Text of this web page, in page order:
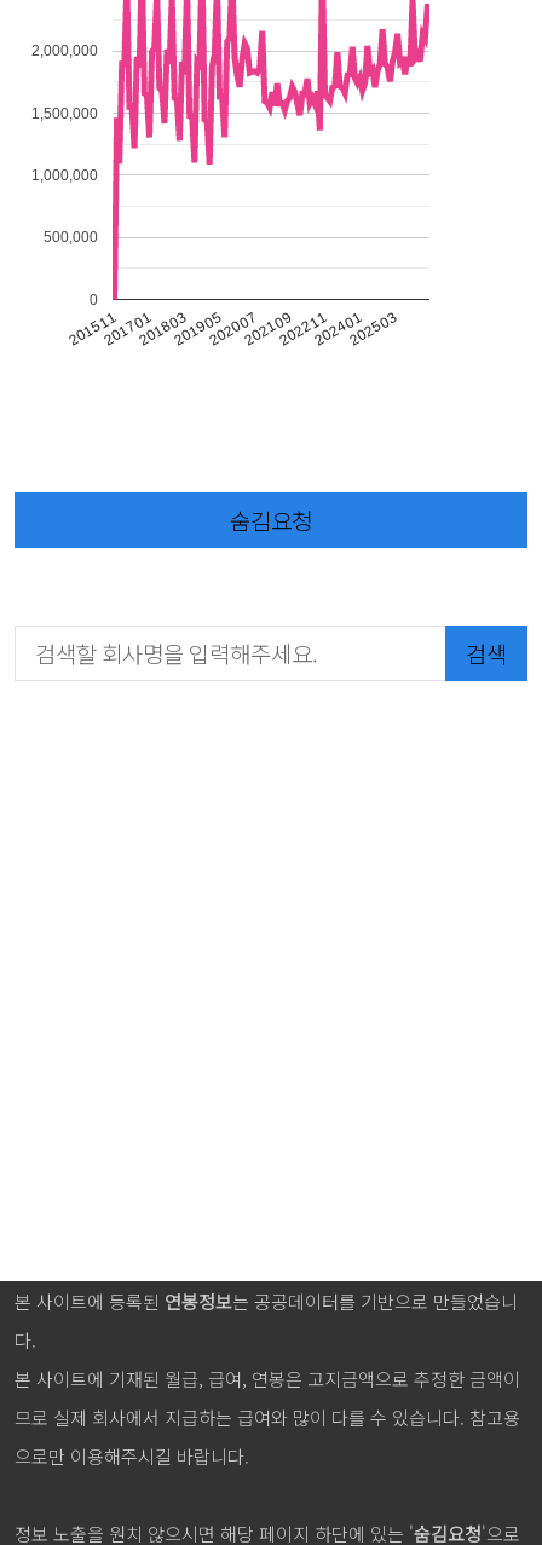
201511201701201803201905202007202109202211202401202503
0
500,000
1,000,000
1,500,000
2,000,000
숨김요청
검색
본 사이트에 등록된 연봉정보는 공공데이터를 기반으로 만들었습니
다.
본 사이트에 기재된 월급, 급여, 연봉은 고지금액으로 추정한 금액이
므로 실제 회사에서 지급하는 급여와 많이 다를 수 있습니다. 참고용
으로만 이용해주시길 바랍니다.
정보 노출을 원치 않으시면 해당 페이지 하단에 있는 '숨김요청'으로